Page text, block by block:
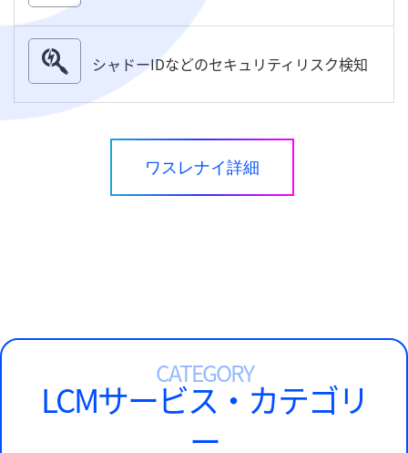
シャドーIDなどのセキュリティリスク検知
ワスレナイ詳細
CATEGORY
LCMサービス・カテゴリ
ー